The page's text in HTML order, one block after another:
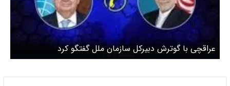
عراقچی با گوترش دبیرکل سازمان ملل گفتگو کرد